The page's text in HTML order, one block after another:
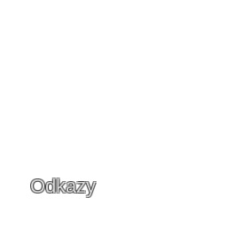
Vitamínová injekcia (B12) iba pri
Odkazy